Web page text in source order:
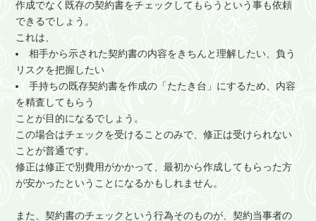
作成でなく既存の契約書をチェックしてもらうという事も依頼
できるでしょう。
これは、
相手から示された契約書の内容をきちんと理解したい、負う
リスクを把握したい
手持ちの既存契約書を作成の「たたき台」にするため、内容
を精査してもらう
ことが目的になるでしょう。
この場合はチェックを受けることのみで、修正は受けられない
ことが普通です。
修正は修正で別費用がかかって、最初から作成してもらった方
が安かったということになるかもしれません。
また、契約書のチェックという行為そのものが、契約当事者の